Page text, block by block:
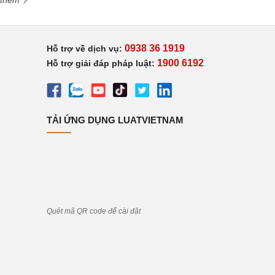
Hỗ trợ về dịch vụ: 0938 36 1919
Hỗ trợ giải đáp pháp luật: 1900 6192
TẢI ỨNG DỤNG LUATVIETNAM
Quét mã QR code để cài đặt